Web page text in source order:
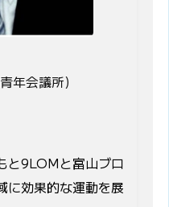
年会議所)
と9LOMと富山ブロ
に効果的な運動を展